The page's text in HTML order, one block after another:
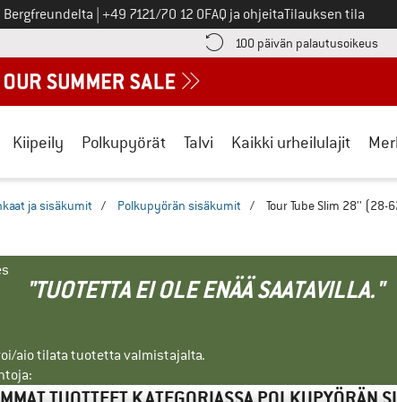
Bergfreundelta Soita meille
+49 7121/70 12 0FAQ ja ohjeitaTilauksen tila
maksutiedot täältä! Avautuu tietokentässä 100 päivän palautusoikeus
Kiipeily Polkupyörät Talvi Kaikki urheilulajit
ja sisäkumit / Polkupyörän sisäkumit / Tour Tube Slim 28''
"TUOTETTA EI OLE ENÄÄ SAATAVILLA."
aio tilata tuotetta valmistajalta.